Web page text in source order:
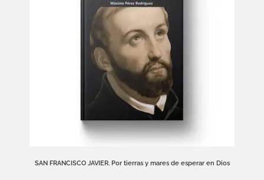
SAN FRANCISCO JAVIER. Por tierras y mares de esperar en Dios